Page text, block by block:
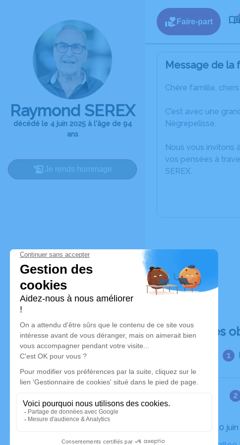
Raymond SEREX
décédé le 4 juin 2025 à l'âge de 94
ans
Je rends hommage
Faire-part
Message de la
Chère famille, chers
C’est avec une
Nègrepelisse.
Nous vous invitons
vos pensées à
SEREX.
Déroulé des
Le mardi 10